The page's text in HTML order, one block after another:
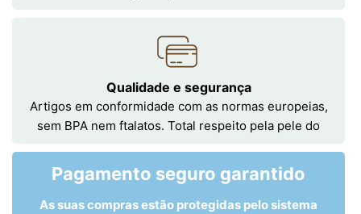
Qualidade e segurança
Artigos em conformidade com as normas europeias,
sem BPA nem ftalatos. Total respeito pela pele do
Pagamento seguro garantido
As suas compras estão protegidas pelo sistema